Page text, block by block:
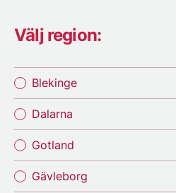
Välj region:
Blekinge
Dalarna
Gotland
Gävleborg